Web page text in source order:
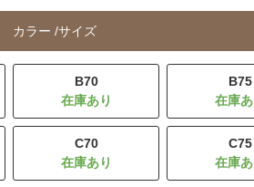
カラー サイズ
B70 B75
C70 C75